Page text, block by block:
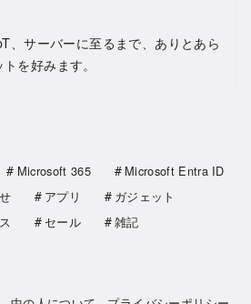
、サーバーに至るまで、ありとあら
を好みます。
Microsoft 365
Microsoft Entra ID
アプリ
ガジェット
セール 雑記